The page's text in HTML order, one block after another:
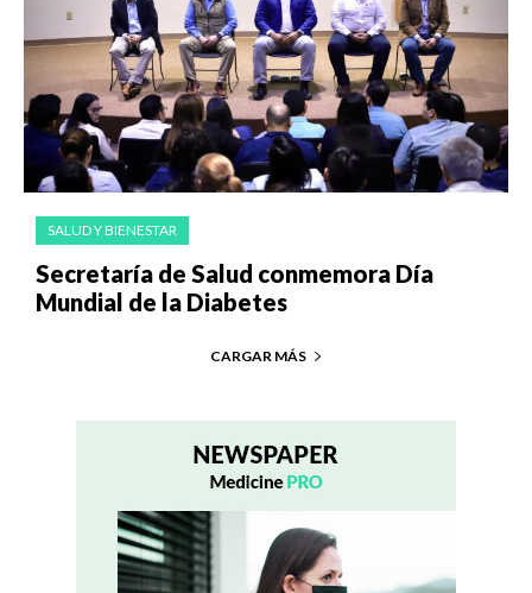
SALUD Y BIENESTAR
Secretaría de Salud conmemora Día
Mundial de la Diabetes
CARGAR MÁS